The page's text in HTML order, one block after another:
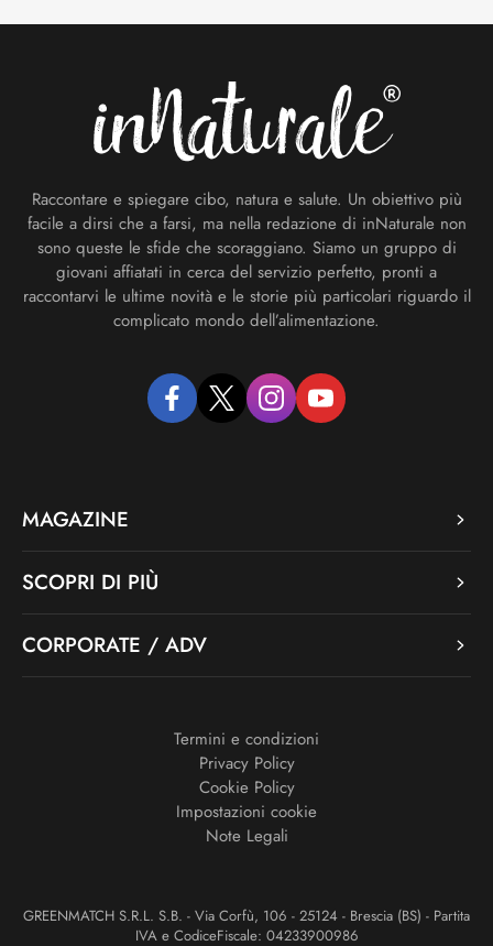
Raccontare e spiegare cibo, natura e salute. Un obiettivo più
facile a dirsi che a farsi, ma nella redazione di inNaturale non
sono queste le sfide che scoraggiano. Siamo un gruppo di
giovani affiatati in cerca del servizio perfetto, pronti a
raccontarvi le ultime novità e le storie più particolari riguardo il
complicato mondo dell’alimentazione.
facebooktwitter instagramyoutube
MAGAZINE
SCOPRI DI PIÙ
CORPORATE / ADV
Termini e condizioni
Privacy Policy
Cookie Policy
Impostazioni cookie
Note Legali
GREENMATCH S.R.L. S.B. - Via Corfù, 106 - 25124 - Brescia (BS) - Partita
IVA e CodiceFiscale: 04233900986